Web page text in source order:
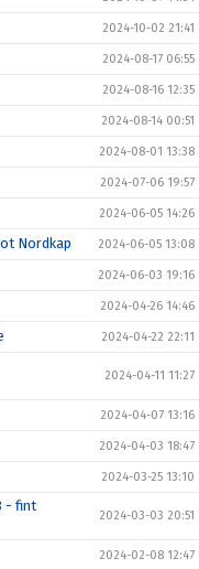
2024-10-02 21:41
2024-08-17 06:55
2024-08-16 12:35
2024-08-14 00:51
2024-08-01 13:38
2024-07-06 19:57
2024-06-05 14:26
Nordkap 2024-06-05 13:08
2024-06-03 19:16
2024-04-26 14:46
2024-04-22 22:11
2024-04-11 11:27
2024-04-07 13:16
2024-04-03 18:47
2024-03-25 13:10
- fint
2024-03-03 20:51
2024-02-08 12:47